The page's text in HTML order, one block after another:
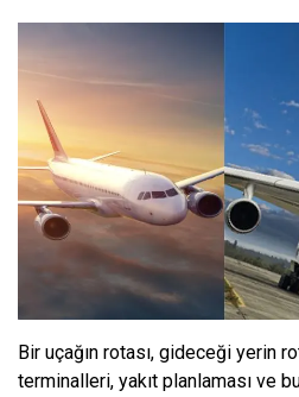
Bir uçağın rotası, gideceği yerin
terminalleri, yakıt planlaması ve